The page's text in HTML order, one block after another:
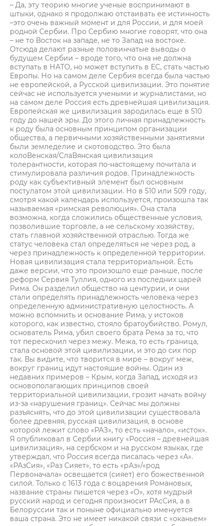
– Да, эту теорию многие ученые воспринимают в
штыки, однако я продолжаю отстаивать ее истинность
–это очень важный момент и для России, и для моей
родной Сербии. Про Сербию многие говорят, что она
– не то Восток на западе, не то Запад на востоке.
Отсюда делают разные половинчатые выводы о
будущем Сербии – вроде того, что она не должна
вступать в НАТО, но может вступить в ЕС, стать частью
Европы. Но на самом деле Сербия всегда была частью
не европейской, а Русской цивилизации. Это понятие
сейчас не используется учеными и журналистами, но
на самом деле Россия есть древнейшая цивилизация.
Европейская же цивилизация зародилась еще в 510
году до нашей эры. До этого личная принадлежность
к роду была основным принципом организации
общества, а первичными хозяйственными занятиями
были земледелие и скотоводство. Это была
колоВенская/СлаВянская цивилизация
толерантности, которая по-настоящему почитала и
стимулировала различия родов. Принадлежность
роду как субъективный элемент был основным
постулатом этой цивилизации. Но в 510 или 509 году,
смотря какой календарь используется, произошла так
называемая «римская революция». Она стала
возможна, когда сложились общественные условия,
позволившие торговле, а не сельскому хозяйству,
стать главной хозяйственной отраслью. Тогда же
статус человека стал определяться не через род, а
через принадлежность к определенной территории.
Новая цивилизация стала территориальной. Есть
даже версии, что это произошло еще раньше, после
реформ Сервия Туллия, одного из последних царей
Рима. Он разделил общество на центурии, и они
стали определять принадлежность человека через
определенную административную целостность. А
можно вспомнить и основание Рима, у истоков
которого, как известно, стояло братоубийство. Ромул,
основатель Рима, убил своего брата Рема за то, что
тот перескочил через межу. Межа, то есть граница,
стала основой этой цивилизации, и это до сих пор
так. Вы видите, что творится в мире – вокруг меж,
вокруг границ идут настоящие войны. Один из
недавних примеров – Крым, когда Запад, исходя из
основополагающих принципов своей
территориальной цивилизации, грозит начать войну
из-за «нарушения границ». Сейчас мы должны
разъяснять, что до этой цивилизации существовала
более древняя, русская цивилизация, в основе
которой лежит слово «РАЗ», то есть «начало», «исток».
Я опубликовал в Сербии книгу «Россия – древнейшая
цивилизация», на сербском и на русском языках, где
утверждал, что Россия всегда писалась через «А».
«РАзСия», «Раз Сияет», то есть «рАз»/«род
Первоначала» освещается (сияет) его божественной
силой. Только с 1613 года с воцарения Романовых,
название страны пишется через «О», хотя мудрый
русский народ и сегодня произносит РАсСия, а в
Белоруссии так и поныне официально именуется
ваша страна. Это не имеет никакой связи с «оканьем»